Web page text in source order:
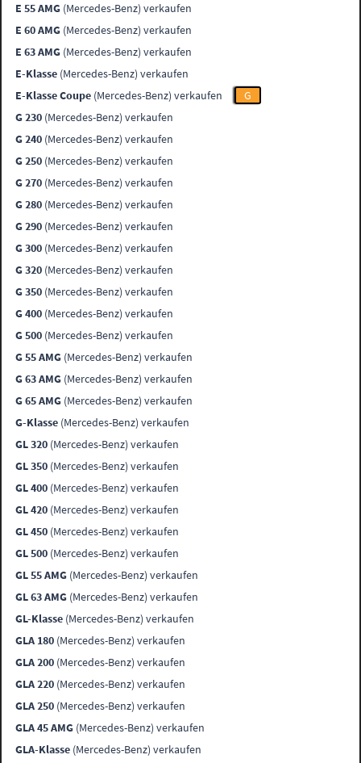
E 55 AMG (Mercedes-Benz) verkaufen
E 60 AMG (Mercedes-Benz) verkaufen
E 63 AMG (Mercedes-Benz) verkaufen
E-Klasse (Mercedes-Benz) verkaufen
E-Klasse Coupe (Mercedes-Benz) verkaufen
G
G 230 (Mercedes-Benz) verkaufen
G 240 (Mercedes-Benz) verkaufen
G 250 (Mercedes-Benz) verkaufen
G 270 (Mercedes-Benz) verkaufen
G 280 (Mercedes-Benz) verkaufen
G 290 (Mercedes-Benz) verkaufen
G 300 (Mercedes-Benz) verkaufen
G 320 (Mercedes-Benz) verkaufen
G 350 (Mercedes-Benz) verkaufen
G 400 (Mercedes-Benz) verkaufen
G 500 (Mercedes-Benz) verkaufen
G 55 AMG (Mercedes-Benz) verkaufen
G 63 AMG (Mercedes-Benz) verkaufen
G 65 AMG (Mercedes-Benz) verkaufen
G-Klasse (Mercedes-Benz) verkaufen
GL 320 (Mercedes-Benz) verkaufen
GL 350 (Mercedes-Benz) verkaufen
GL 400 (Mercedes-Benz) verkaufen
GL 420 (Mercedes-Benz) verkaufen
GL 450 (Mercedes-Benz) verkaufen
GL 500 (Mercedes-Benz) verkaufen
GL 55 AMG (Mercedes-Benz) verkaufen
GL 63 AMG (Mercedes-Benz) verkaufen
GL-Klasse (Mercedes-Benz) verkaufen
GLA 180 (Mercedes-Benz) verkaufen
GLA 200 (Mercedes-Benz) verkaufen
GLA 220 (Mercedes-Benz) verkaufen
GLA 250 (Mercedes-Benz) verkaufen
GLA 45 AMG (Mercedes-Benz) verkaufen
GLA-Klasse (Mercedes-Benz) verkaufen